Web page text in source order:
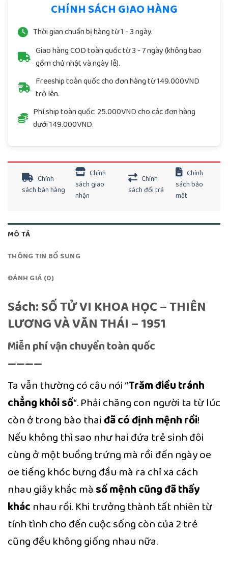
CHÍNH SÁCH GIAO HÀNG
Thời gian chuẩn bị hàng từ 1 - 3 ngày.
Giao hàng COD toàn quốc từ 3 - 7 ngày (không bao
gồm chủ nhật và ngày lễ).
Freeship toàn quốc cho đơn hàng từ 149.000VND
trở lên.
Phí ship toàn quốc: 25.000VND cho các đơn hàng
dưới 149.000VND.
Chính
sách bán hàng
Chính
sách giao
nhận
Chính
sách đổi trả
Chính
sách bảo
mật
MÔ TẢ
THÔNG TIN BỔ SUNG
ĐÁNH GIÁ (0)
Sách: SỐ TỬ VI KHOA HỌC – THIÊN
LƯƠNG VÀ VĂN THÁI – 1951
Miễn phí vận chuyển toàn quốc
————
Ta vẫn thường có câu nói “Trăm điều tránh
chẳng khỏi số“. Phải chăng con người ta từ lúc
còn ở trong bào thaiđã có định mệnh rồi!
Nếu không thì sao như hai đứa trẻ sinh đôi
cùng ở một buồng trứng mà rồi đến ngày oe
oe tiếng khóc bưng đầu mà ra chỉ xa cách
nhau giây khắc mà số mệnh cũng đã thấy
khác nhau rồi. Khi trưởng thành tất nhiên từ
tính tình cho đến cuộc sống còn của 2 trẻ
cũng đều không giống nhau nữa.